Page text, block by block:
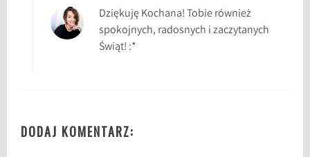
Dziękuję Kochana! Tobie również
spokojnych, radosnych i zaczytanych
Świąt! :*
DODAJ KOMENTARZ: